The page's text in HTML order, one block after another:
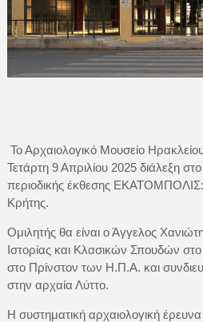
Το Αρχαιολογικό Μουσείο
Τετάρτη 9 Απριλίου 2025 διάλεξη
περιοδικής έκθεσης
Κρήτης.
Ομιλητής θα είναι ο Άγγελος
Ιστορίας και Κλασικών Σπουδών
στο Πρίνστον των Η.Π.Α. και
στην αρχαία Λύττο.
Η συστηματική αρχαιολογική